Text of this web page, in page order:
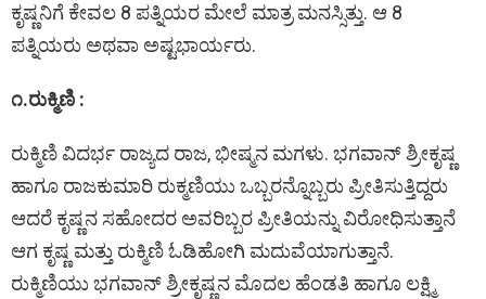
ಕೃಷ್ಣನಿಗೆ ಕೇವಲ 8 ಪತ್ನಿಯರ ಮೇಲೆ ಮಾತ್ರ ಮನಸ್ಸಿತ್ತು. ಆ 8
ಪತ್ನಿಯರು ಅಥವಾ ಅಷ್ಟಭಾರ್ಯರು.
೧.ರುಕ್ಮಿಣಿ :
ರುಕ್ಮಿಣಿ ವಿದರ್ಭ ರಾಜ್ಯದ ರಾಜ, ಭೀಷ್ಮನ ಮಗಳು. ಭಗವಾನ್‌ ಶ್ರೀಕೃಷ್ಣ
ಹಾಗೂ ರಾಜಕುಮಾರಿ ರುಕ್ಮಣಿಯು ಒಬ್ಬರನ್ನೊಬ್ಬರು ಪ್ರೀತಿಸುತ್ತಿದ್ದರು
ಆದರೆ ಕೃಷ್ಣನ ಸಹೋದರ ಅವರಿಬ್ಬರ ಪ್ರೀತಿಯನ್ನು ವಿರೋಧಿಸುತ್ತಾನೆ
ಆಗ ಕೃಷ್ಣ ಮತ್ತು ರುಕ್ಮಿಣಿ ಓಡಿಹೋಗಿ ಮದುವೆಯಾಗುತ್ತಾನೆ.
ರುಕ್ಮಿಣಿಯು ಭಗವಾನ್‌ ಶ್ರೀಕೃಷ್ಣನ ಮೊದಲ ಹೆಂಡತಿ ಹಾಗೂ ಲಕ್ಷ್ಮಿ